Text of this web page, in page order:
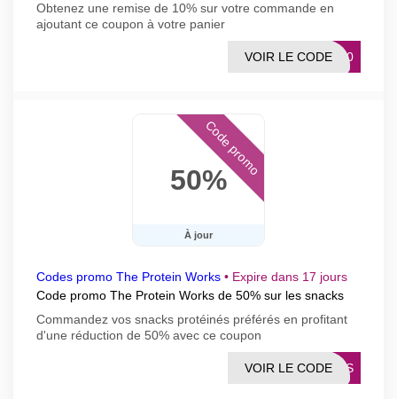
Obtenez une remise de 10% sur votre commande en
ajoutant ce coupon à votre panier
BE10
VOIR LE CODE
50%
À jour
Code promo
Codes promo The Protein Works • Expire dans 17 jours
Code promo The Protein Works de 50% sur les snacks
Commandez vos snacks protéinés préférés en profitant
d'une réduction de 50% avec ce coupon
ACKS
VOIR LE CODE